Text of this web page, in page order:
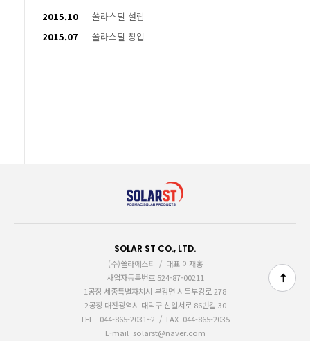
2015.10
쏠라스틸 설립
2015.07
쏠라스틸 창업
SOLAR ST CO., LTD.
(주)쏠라에스티 / 대표 이재홍
사업자등록번호 524-87-00211
1공장 세종특별자치시 부강면 시목부강로 278
2공장 대전광역시 대덕구 신일서로 86번길 30
TEL 044-865-2031~2 / FAX 044-865-2035
E-mail solarst@naver.com